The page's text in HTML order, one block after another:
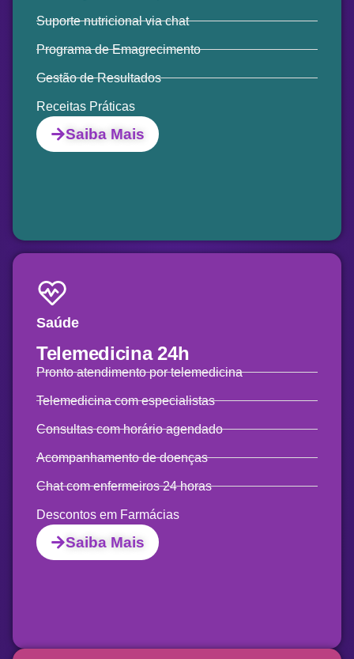
Suporte nutricional via chat
Programa de Emagrecimento
Gestão de Resultados
Receitas Práticas
Saiba Mais
Saúde
Telemedicina24h
Pronto atendimento por telemedicina
Telemedicina com especialistas
Consultas com horário agendado
Acompanhamento de doenças
Chat com enfermeiros 24 horas
Descontos em Farmácias
Saiba Mais